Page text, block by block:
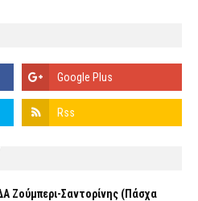
Ζούμπερι-Σαντορίνης (Πάσχα